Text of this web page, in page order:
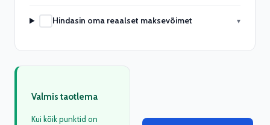
Hindasin oma reaalset maksevõimet ▾
Valmis taotlema
Kui kõik punktid on